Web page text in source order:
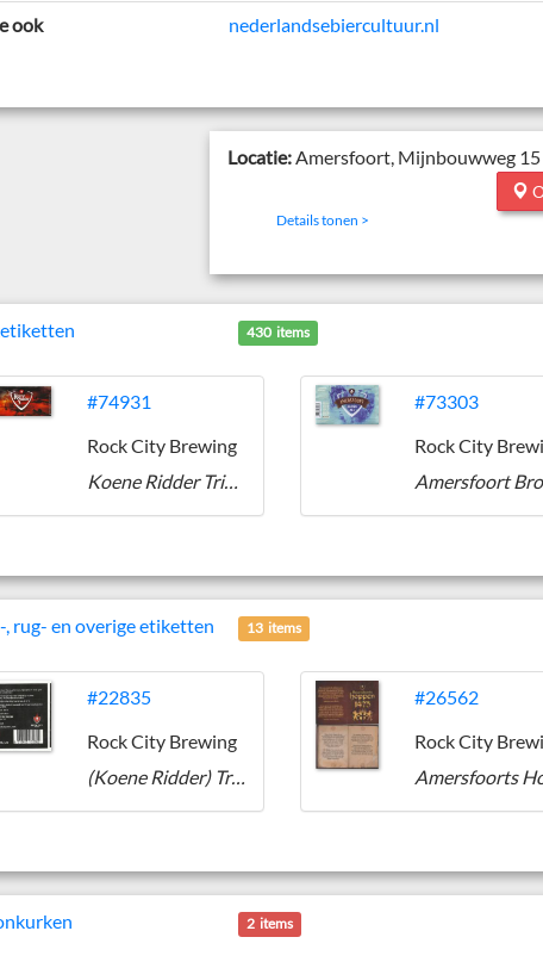
ook nederlandsebiercultuur.nl
Locatie:Amersfoort, Mijnbouwweg 15
Details tonen >
430 items
#74931
Rock City Brewing
Koene Ridder Tripel
#73303
Rock City
, rug- en overige etiketten 13 items
#22835
Rock City Brewing
(Koene Ridder) Tripel
#26562
Rock City
2 items